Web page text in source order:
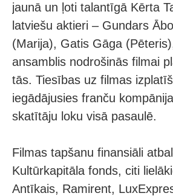
jaunā un ļoti talantīgā Kērta
latviešu aktieri – Gundars
(Marija), Gatis Gāga
ansamblis nodrošinās filmai
tās. Tiesības uz filmas
iegādājusies franču
skatītāju loku visā pasaulē.
Filmas tapšanu finansiāli
Kultūrkapitāla fonds, citi
Antīkais, Ramirent,